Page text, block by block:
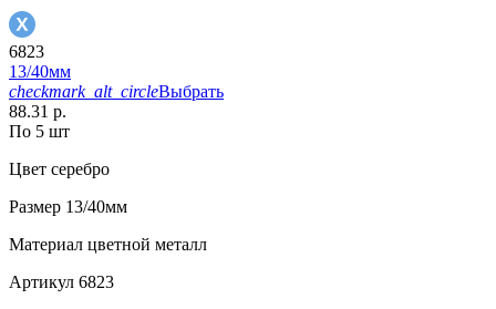
6823
13/40мм
checkmark_alt_circleВыбрать
88.31 р.
По 5 шт
Цвет серебро
Размер 13/40мм
Материал цветной металл
Артикул 6823